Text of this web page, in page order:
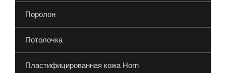
Поролон
Потолочка
Пластифицированная кожа Horn